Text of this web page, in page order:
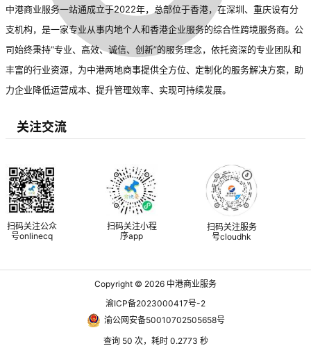
中港商业服务一站通成立于2022年，总部位于香港，在深圳、重庆设有分
支机构，是一家专业从事内地个人和香港企业服务的综合性跨境服务商。公
司始终秉持“专业、高效、诚信、创新”的服务理念，依托资深的专业团队和
丰富的行业资源，为中港两地商事提供全方位、定制化的服务解决方案，助
力企业降低运营成本、提升管理效率、实现可持续发展。
关注交流
扫码关注公众
号onlinecq
扫码关注小程
序app
扫码关注服务
号cloudhk
Copyright © 2026 中港商业服务
渝ICP备2023000417号-2
渝公网安备50010702505658号
查询 50 次，耗时 0.2773 秒